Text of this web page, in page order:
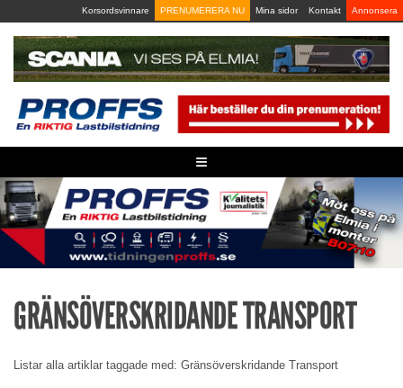
to
content
Korsordsvinnare PRENUMERERA NU Mina sidor Kontakt Annonsera
≡
GRÄNSÖVERSKRIDANDE TRANSPORT
Listar alla artiklar taggade med: Gränsöverskridande Transport